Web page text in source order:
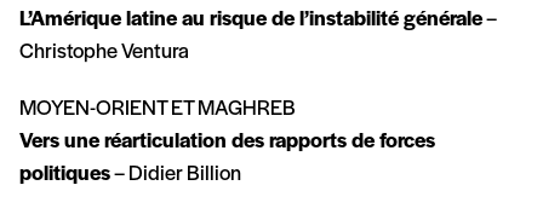
L’Amérique latine au risque de l’instabilité générale–
Christophe Ventura
MOYEN-ORIENT ET MAGHREB
Vers une réarticulation des rapports de forces
politiques– Didier Billion